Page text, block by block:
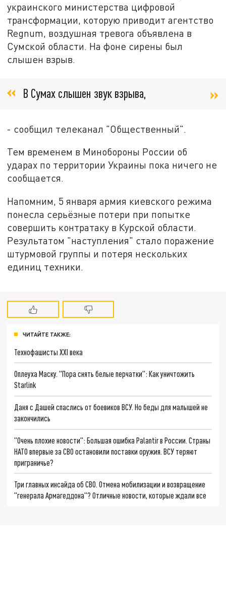
украинского министерства цифровой
трансформации, которую приводит агентство
Regnum, воздушная тревога объявлена в
Сумской области. На фоне сирены был
слышен взрыв.
В Сумах слышен звук взрыва,
- сообщил телеканал "Общественный".
Тем временем в Минобороны России об
ударах по территории Украины пока ничего не
сообщается.
Напомним, 5 января армия киевского режима
понесла серьёзные потери при попытке
совершить контратаку в Курской области.
Результатом "наступления" стало поражение
штурмовой группы и потеря нескольких
единиц техники.
ЧИТАЙТЕ ТАКЖЕ:
Технофашисты XXI века
Оплеуха Маску. "Пора снять белые перчатки": Как уничтожить
Starlink
Даня с Дашей спаслись от боевиков ВСУ. Но беды для малышей не
закончились
"Очень плохие новости": Большая ошибка Palantir в России. Страны
НАТО впервые за СВО остановили поставки оружия. ВСУ теряют
приграничье?
Три главных инсайда об СВО. Отмена мобилизации и возвращение
"генерала Армагеддона"? Отличные новости, которые ждали все